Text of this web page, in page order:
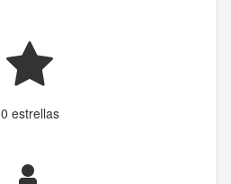
0 estrellas